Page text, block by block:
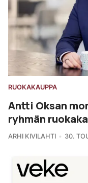
RUOKAKAUPPA
Antti Oksan
ryhmän
ARHI KIVILAHTI 30.